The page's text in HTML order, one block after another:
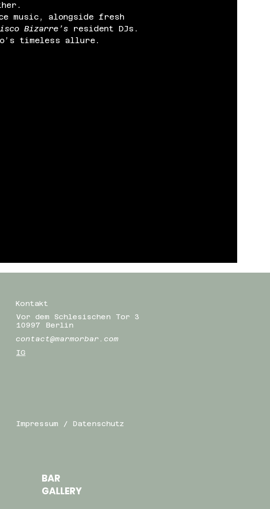
music, alongside fresh
Bizarre’s resident DJs.
timeless allure.
BAR
GALLERY
Kontakt
Vor dem Schlesischen Tor 3
10997 Berlin
contact@marmorbar.com
IG
Impressum / Datenschutz